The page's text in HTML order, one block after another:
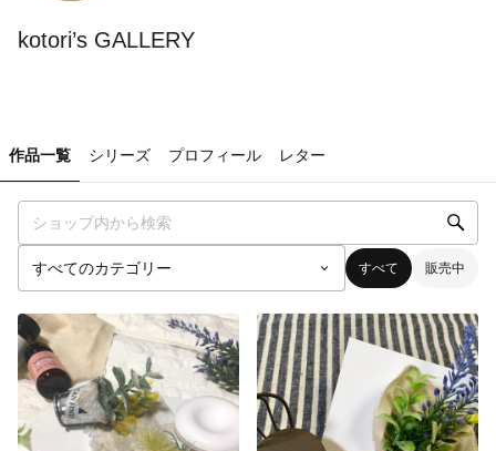
kotori’s GALLERY
作品一覧 シリーズ プロフィール レター
すべて 販売中